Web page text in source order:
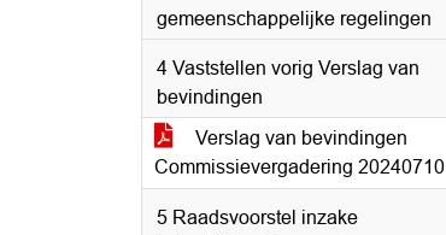
gemeenschappelijke regelingen
4 Vaststellen vorig Verslag van
bevindingen
Verslag van bevindingen
Commissievergadering 20240710
5 Raadsvoorstel inzake